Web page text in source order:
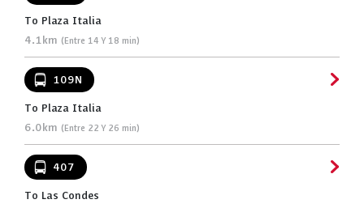
To Plaza Italia
4.1km (Entre 14 Y 18 min)
109N
To Plaza Italia
6.0km (Entre 22 Y 26 min)
407
To Las Condes